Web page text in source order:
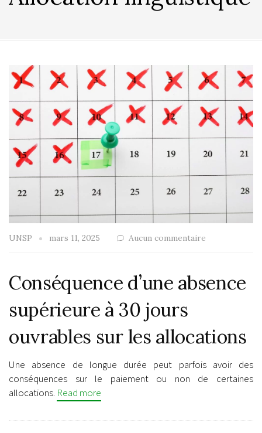
UNSP mars 11, 2025 Aucun commentaire
Conséquence d’une absence
supérieure à 30 jours
ouvrables sur les allocations
Une absence de longue durée peut parfois avoir des
conséquences sur le paiement ou non de certaines
allocations. Read more